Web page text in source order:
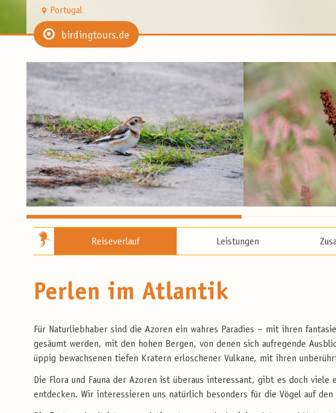
Portugal
birdingtours.de
Reiseverlauf Leistungen
Perlen im Atlantik
Für Naturliebhaber sind die Azoren ein wahres Paradies – mit ihren
gesäumt werden, mit den hohen Bergen, von denen sich aufregende
üppig bewachsenen tiefen Kratern erloschener Vulkane, mit ihren
Die Flora und Fauna der Azoren ist überaus interessant, gibt es doch viele
entdecken. Wir interessieren uns natürlich besonders für die Vögel auf den